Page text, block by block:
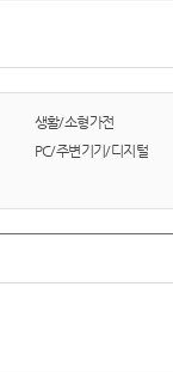
생활/소형가전
PC/주변기기/디지털